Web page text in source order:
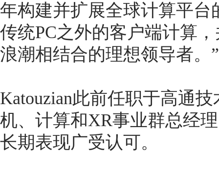
年构建并扩展全球计算平
传统PC之外的客户端计算
浪潮相结合的理想领导者。”
Katouzian此前任职于高通
机、计算和XR事业群总经
长期表现广受认可。